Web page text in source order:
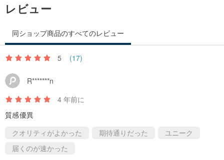
レビュー
同ショップ商品のすべてのレビュー
5 (17)
R*******n
4 年前に
質感優異
クオリティがよかった
期待通りだった
ユニーク
届くのが速かった